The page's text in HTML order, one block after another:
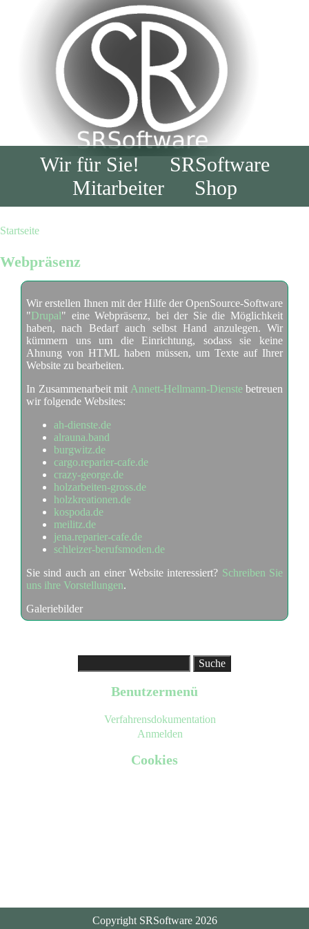
Hauptnavigation
Wir für Sie!
SRSoftware
Mitarbeiter
Shop
Startseite
Webpräsenz
Wir erstellen Ihnen mit der Hilfe der OpenSource-Software
"Drupal" eine Webpräsenz, bei der Sie die Möglichkeit
haben, nach Bedarf auch selbst Hand anzulegen. Wir
kümmern uns um die Einrichtung, sodass sie keine
Ahnung von HTML haben müssen, um Texte auf Ihrer
Website zu bearbeiten.
In Zusammenarbeit mit Annett-Hellmann-Dienstebetreuen
wir folgende Websites:
ah-dienste.de
alrauna.band
burgwitz.de
cargo.reparier-cafe.de
crazy-george.de
holzarbeiten-gross.de
holzkreationen.de
kospoda.de
meilitz.de
jena.reparier-cafe.de
schleizer-berufsmoden.de
Sie sind auch an einer Website interessiert? Schreiben Sie
uns ihre Vorstellungen.
Galeriebilder
Benutzermenü
Verfahrensdokumentation
Anmelden
Cookies
Copyright SRSoftware 2026